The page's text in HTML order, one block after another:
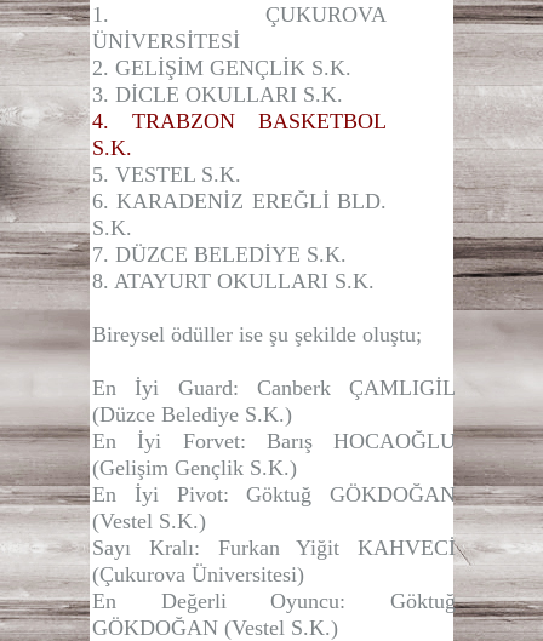
1. ÇUKUROVA
ÜNİVERSİTESİ
2. GELİŞİM GENÇLİK S.K.
3. DİCLE OKULLARI S.K.
4. TRABZON BASKETBOL
S.K.
5. VESTEL S.K.
6. KARADENİZ EREĞLİ BLD.
S.K.
7. DÜZCE BELEDİYE S.K.
8. ATAYURT OKULLARI S.K.
Bireysel ödüller ise şu şekilde oluştu;
En İyi Guard: Canberk ÇAMLIGİL
(Düzce Belediye S.K.)
En İyi Forvet: Barış HOCAOĞLU
(Gelişim Gençlik S.K.)
En İyi Pivot: Göktuğ GÖKDOĞAN
(Vestel S.K.)
Sayı Kralı: Furkan Yiğit KAHVECİ
(Çukurova Üniversitesi)
En Değerli Oyuncu: Göktuğ
GÖKDOĞAN (Vestel S.K.)